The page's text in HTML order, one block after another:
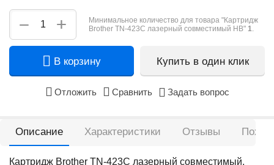
+
−
Минимальное количество для товара "Картридж
Brother TN-423C лазерный совместимый HB" 1.
В корзину Купить в один клик
Отложить Сравнить Задать вопрос
Описание Характеристики Отзывы
Картридж Brother TN-423C лазерный совместимый,